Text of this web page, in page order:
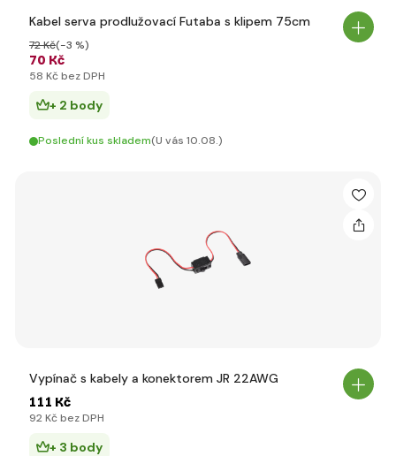
Kabel serva prodlužovací Futaba s klipem 75cm
70 Kč
72 Kč(-3 %)
58 Kč bez DPH
+ 2 body
Poslední kus skladem(U vás 10.08.)
Vypínač s kabely a konektorem JR 22AWG
111 Kč
92 Kč bez DPH
+ 3 body